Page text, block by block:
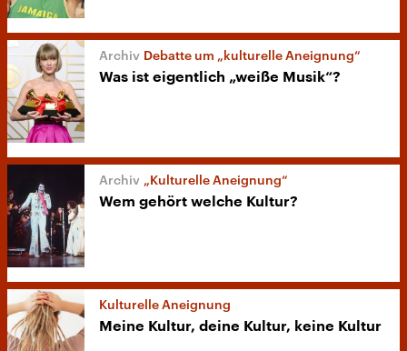
Debatte um „kulturelle Aneignung“
Was ist eigentlich „weiße Musik“?
„Kulturelle Aneignung“
Wem gehört welche Kultur?
Kulturelle Aneignung
Meine Kultur, deine Kultur, keine Kultur